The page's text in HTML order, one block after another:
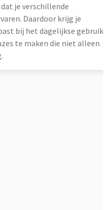
je verschillende
Daardoor krijg je
bij het dagelijkse gebruik
te maken die niet alleen